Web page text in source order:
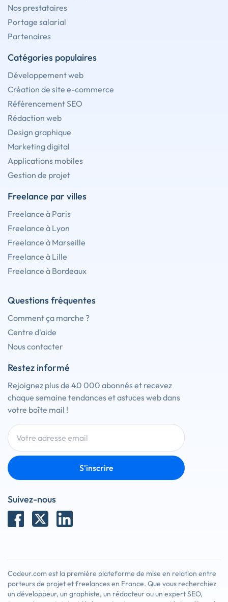
Nos prestataires
Portage salarial
Partenaires
Catégories populaires
Développement web
Création de site e-commerce
Référencement SEO
Rédaction web
Design graphique
Marketing digital
Applications mobiles
Gestion de projet
Freelance par villes
Freelance à Paris
Freelance à Lyon
Freelance à Marseille
Freelance à Lille
Freelance à Bordeaux
Questions fréquentes
Comment ça marche ?
Centre d'aide
Nous contacter
Restez informé
Rejoignez plus de 40 000 abonnés et recevez
chaque semaine tendances et astuces web dans
votre boîte mail !
S'inscrire
Suivez-nous
Codeur.com est la première plateforme de mise en relation entre
porteurs de projet et freelances en France. Que vous recherchiez
un développeur, un graphiste, un rédacteur ou un expert SEO,